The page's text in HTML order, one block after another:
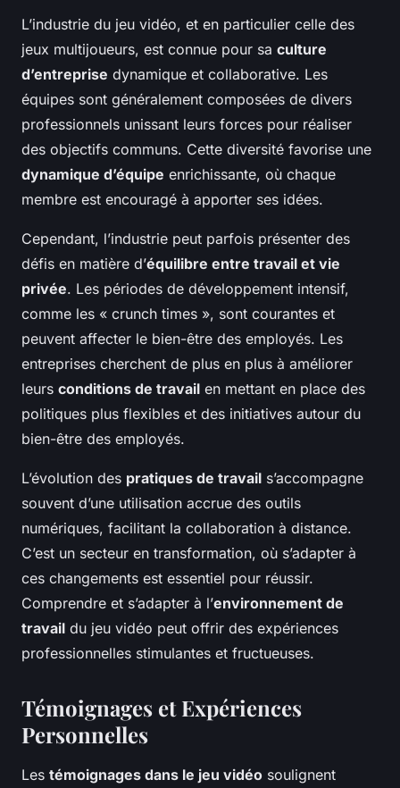
L’industrie du jeu vidéo, et en particulier celle des
jeux multijoueurs, est connue pour sa culture
d’entreprise dynamique et collaborative. Les
équipes sont généralement composées de divers
professionnels unissant leurs forces pour réaliser
des objectifs communs. Cette diversité favorise une
dynamique d’équipe enrichissante, où chaque
membre est encouragé à apporter ses idées.
Cependant, l’industrie peut parfois présenter des
défis en matière d’équilibre entre travail et vie
privée. Les périodes de développement intensif,
comme les « crunch times », sont courantes et
peuvent affecter le bien-être des employés. Les
entreprises cherchent de plus en plus à améliorer
leurs conditions de travail en mettant en place des
politiques plus flexibles et des initiatives autour du
bien-être des employés.
L’évolution des pratiques de travail s’accompagne
souvent d’une utilisation accrue des outils
numériques, facilitant la collaboration à distance.
C’est un secteur en transformation, où s’adapter à
ces changements est essentiel pour réussir.
Comprendre et s’adapter à l’environnement de
travail du jeu vidéo peut offrir des expériences
professionnelles stimulantes et fructueuses.
Témoignages et Expériences
Personnelles
Les témoignages dans le jeu vidéo soulignent